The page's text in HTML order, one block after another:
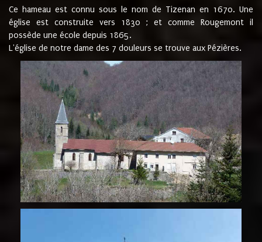
Ce hameau est connu sous le nom de Tizenan en 1670. Une
église est construite vers 1830 ; et comme Rougemont il
possède une école depuis 1865.
L'église de notre dame des 7 douleurs se trouve aux Pézières.